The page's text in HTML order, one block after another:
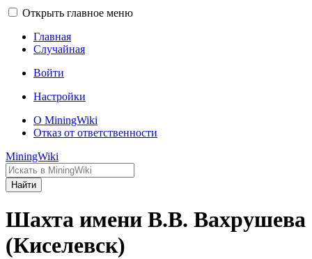
Открыть главное меню
Главная
Случайная
Войти
Настройки
О MiningWiki
Отказ от ответственности
MiningWiki
Найти
Шахта имени В.В. Вахрушева
(Киселевск)